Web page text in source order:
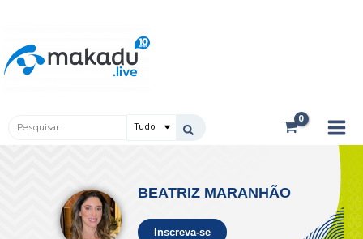
conteúdo
Pesquisar
BEATRIZ MARANHÃO
Inscreva-se